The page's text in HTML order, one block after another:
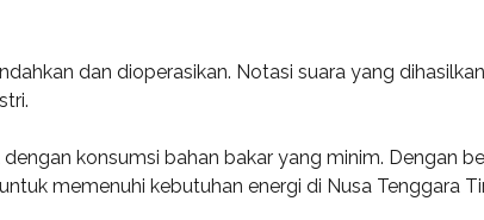
dan dioperasikan. Notasi suara yang
konsumsi bahan bakar yang minim. Dengan
memenuhi kebutuhan energi di Nusa Tenggara